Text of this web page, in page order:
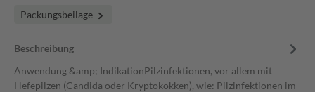
Packungsbeilage
Beschreibung
Anwendung &amp; IndikationPilzinfektionen, vor allem mit
Hefepilzen (Candida oder Kryptokokken), wie: Pilzinfektionen im